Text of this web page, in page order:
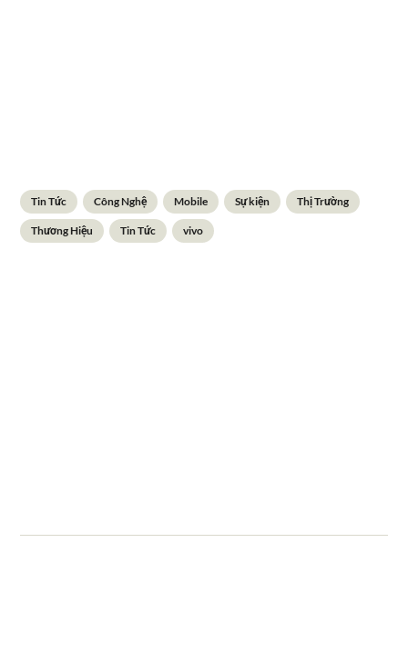
Tin Tức Công Nghệ Mobile Sự kiện Thị Trường
Thương Hiệu Tin Tức vivo